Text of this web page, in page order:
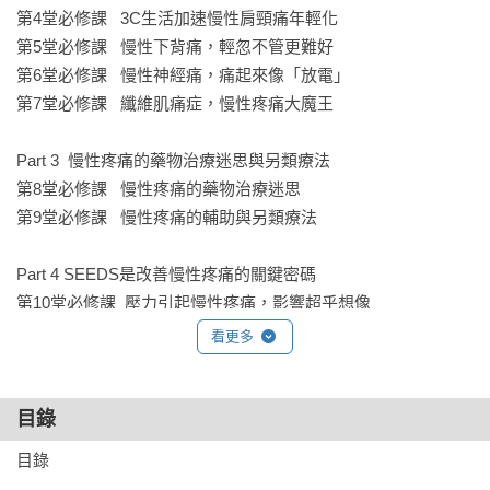
第4堂必修課   3C生活加速慢性肩頸痛年輕化
第5堂必修課   慢性下背痛，輕忽不管更難好
第6堂必修課   慢性神經痛，痛起來像「放電」
第7堂必修課   纖維肌痛症，慢性疼痛大魔王
Part 3  慢性疼痛的藥物治療迷思與另類療法
第8堂必修課   慢性疼痛的藥物治療迷思
第9堂必修課   慢性疼痛的輔助與另類療法
Part 4 SEEDS是改善慢性疼痛的關鍵密碼
第10堂必修課  壓力引起慢性疼痛，影響超乎想像
第11堂必修課  如何一夜好眠修復慢性疼痛
第12堂必修課  首創核心快走，有效改善慢性疼痛
第14堂必修課  用疼痛日記和慢性疼痛直球對決遠離慢性疼痛
．首創「核心快走法」緩解慢性疼痛
看更多
目錄
目錄